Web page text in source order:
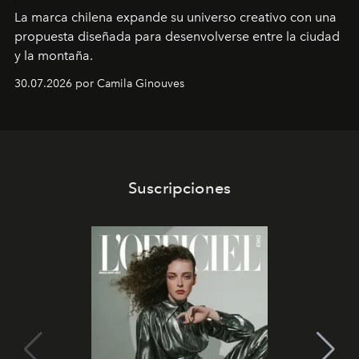
La marca chilena expande su universo creativo con una
propuesta diseñada para desenvolverse entre la ciudad
y la montaña.
30.07.2026 por Camila Ginouves
Suscripciones